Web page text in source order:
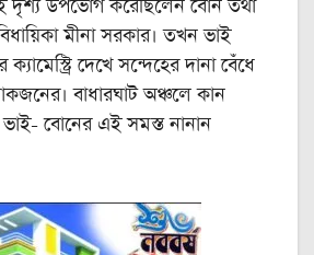
দৃশ্য উপভোগ করেছিলেন বোন তথা
মীনা সরকার। তখন ভাই
দেখে সন্দেহের দানা বেঁধে
বাধারঘাট অঞ্চলে কান
বোনের এই সমস্ত নানান